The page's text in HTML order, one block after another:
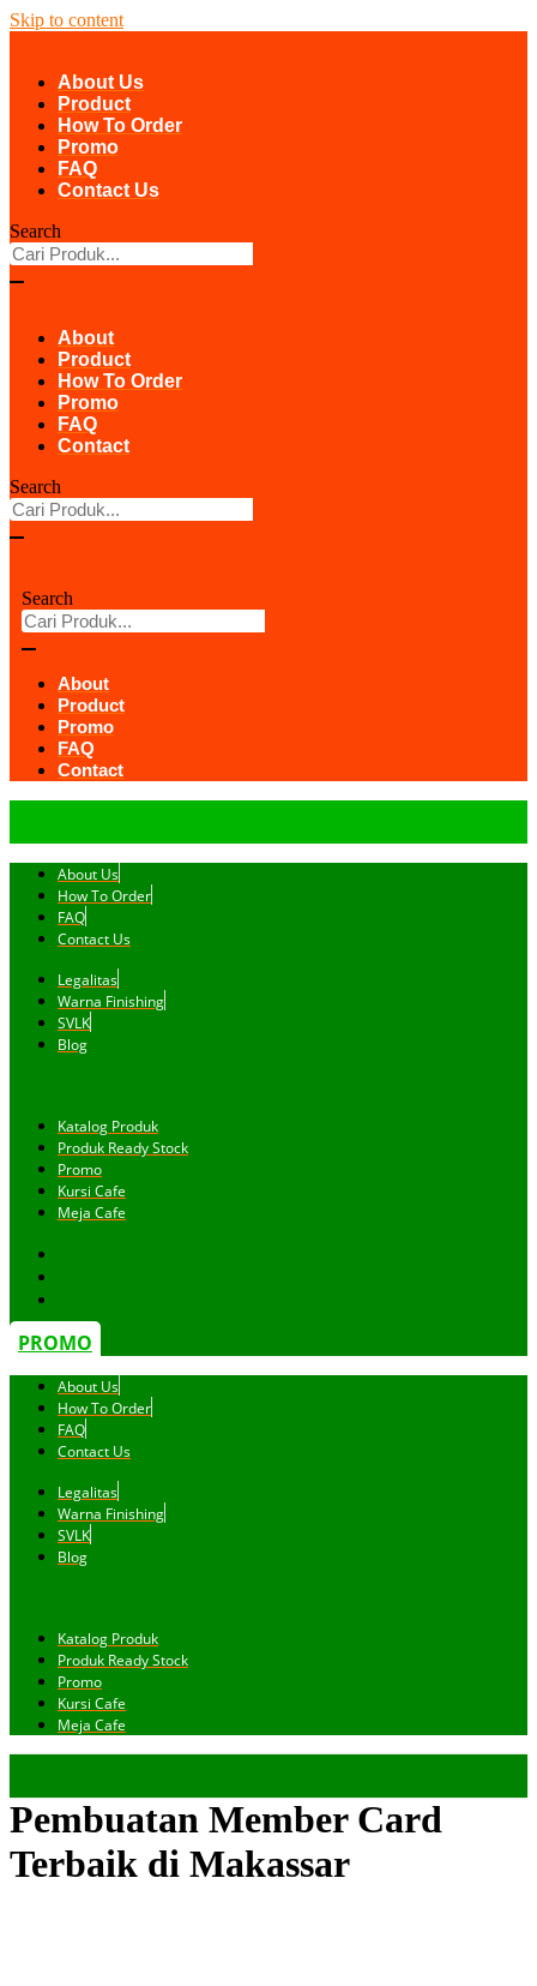
Skip to content
About Us
Product
How To Order
Promo
FAQ
Contact Us
Search
About
Product
How To Order
Promo
FAQ
Contact
Search
Search
About
Product
Promo
FAQ
Contact
About Us
How To Order
FAQ
Contact Us
Legalitas
Warna Finishing
SVLK
Blog
Katalog Produk
Produk Ready Stock
Promo
Kursi Cafe
Meja Cafe
PROMO
About Us
How To Order
FAQ
Contact Us
Legalitas
Warna Finishing
SVLK
Blog
Katalog Produk
Produk Ready Stock
Promo
Kursi Cafe
Meja Cafe
Pembuatan Member Card
Terbaik di Makassar